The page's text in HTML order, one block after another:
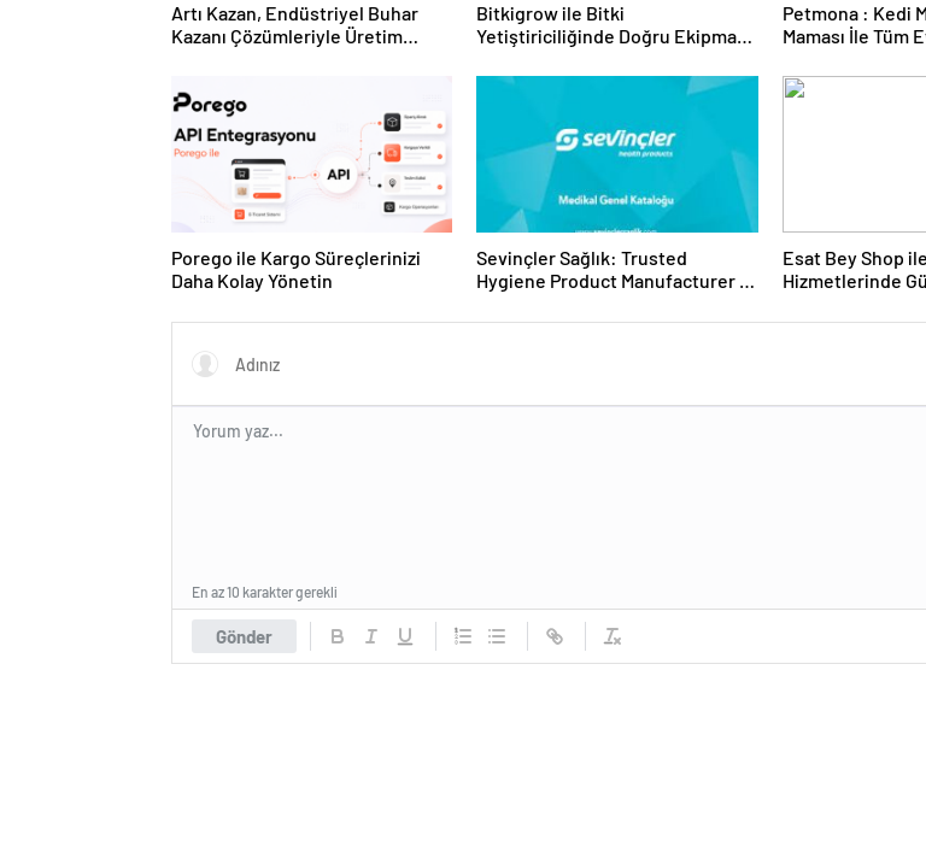
Artı Kazan, Endüstriyel Buhar
Kazanı Çözümleriyle Üretim
Bitkigrow ile Bitki
Yetiştiriciliğinde Doğru Ekipman
Petmona : Kedi
Maması İle Tüm
Porego ile Kargo Süreçlerinizi
Daha Kolay Yönetin
Sevinçler Sağlık: Trusted
Hygiene Product Manufacturer in
Esat Bey Shop
Hizmetlerinde
Gönder
En az 10 karakter gerekli